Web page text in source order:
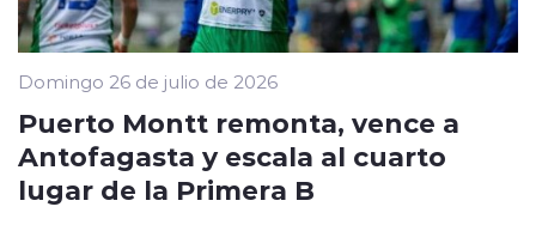
Domingo 26 de julio de 2026
Puerto Montt remonta, vence a
Antofagasta y escala al cuarto
lugar de la Primera B